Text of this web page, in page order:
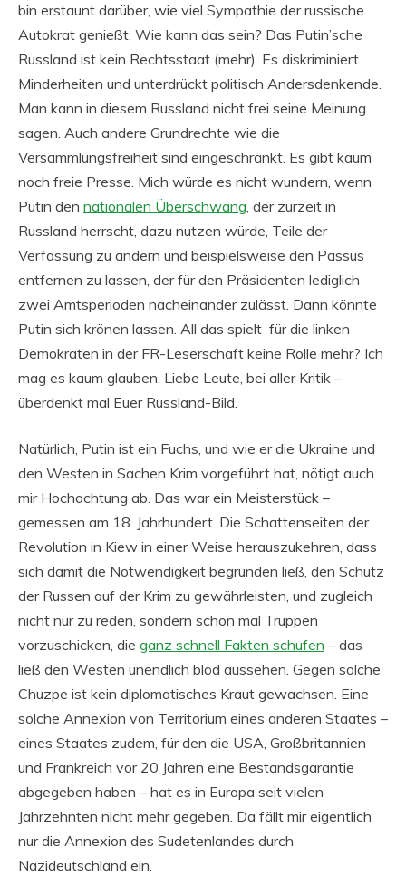
bin erstaunt darüber, wie viel Sympathie der russische
Autokrat genießt. Wie kann das sein? Das Putin’sche
Russland ist kein Rechtsstaat (mehr). Es diskriminiert
Minderheiten und unterdrückt politisch Andersdenkende.
Man kann in diesem Russland nicht frei seine Meinung
sagen. Auch andere Grundrechte wie die
Versammlungsfreiheit sind eingeschränkt. Es gibt kaum
noch freie Presse. Mich würde es nicht wundern, wenn
Putin den nationalen Überschwang, der zurzeit in
Russland herrscht, dazu nutzen würde, Teile der
Verfassung zu ändern und beispielsweise den Passus
entfernen zu lassen, der für den Präsidenten lediglich
zwei Amtsperioden nacheinander zulässt. Dann könnte
Putin sich krönen lassen. All das spielt für die linken
Demokraten in der FR-Leserschaft keine Rolle mehr? Ich
mag es kaum glauben. Liebe Leute, bei aller Kritik –
überdenkt mal Euer Russland-Bild.
Natürlich, Putin ist ein Fuchs, und wie er die Ukraine und
den Westen in Sachen Krim vorgeführt hat, nötigt auch
mir Hochachtung ab. Das war ein Meisterstück –
gemessen am 18. Jahrhundert. Die Schattenseiten der
Revolution in Kiew in einer Weise herauszukehren, dass
sich damit die Notwendigkeit begründen ließ, den Schutz
der Russen auf der Krim zu gewährleisten, und zugleich
nicht nur zu reden, sondern schon mal Truppen
vorzuschicken, die ganz schnell Fakten schufen – das
ließ den Westen unendlich blöd aussehen. Gegen solche
Chuzpe ist kein diplomatisches Kraut gewachsen. Eine
solche Annexion von Territorium eines anderen Staates –
eines Staates zudem, für den die USA, Großbritannien
und Frankreich vor 20 Jahren eine Bestandsgarantie
abgegeben haben – hat es in Europa seit vielen
Jahrzehnten nicht mehr gegeben. Da fällt mir eigentlich
nur die Annexion des Sudetenlandes durch
Nazideutschland ein.